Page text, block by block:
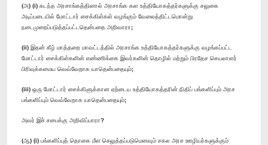
(அ) (​i) கடந்த அரசாங்கத்தினால் அரசாங்க கள உத்தியோகத்தர்களுக்கு சலுகை
அடிப்படையில் மோட்டார் சைக்கிள்கள் வழங்கும் வேலைத்திட்டமொன்று
நடைமுறைப்படுத்தப்பட்டதென்பதை அறிவாரா;
(ii) இதன் கீழ் மாத்தறை மாவட்டத்தில் அரசாங்க உத்தியோகத்தர்களுக்கு வழங்கப்பட்ட
மோட்டார் சைக்கிள்களின் எண்ணிக்கை இவர்களின் தொழில் மற்றும் பிரதேச செயலாளர்
பிரிவுக்கமைய வெவ்வேறாக யாதென்பதையும்;
(iii) ஒரு மோட்டார் சைக்கிளுக்கான ஏற்டைய உத்தியோகத்தரின் நிதிப் பங்களிப்பும் அரச
பங்களிப்பும் வெவ்வேறாக யாதென்பதையும்;
அவர் இச் சபைக்கு அறிவிப்பாரா?
(ஆ) (i) பங்களிப்புத் தொகை மீள செலுத்தப்படுமெனவும் சகல அரச ஊழியர்களுக்கும்